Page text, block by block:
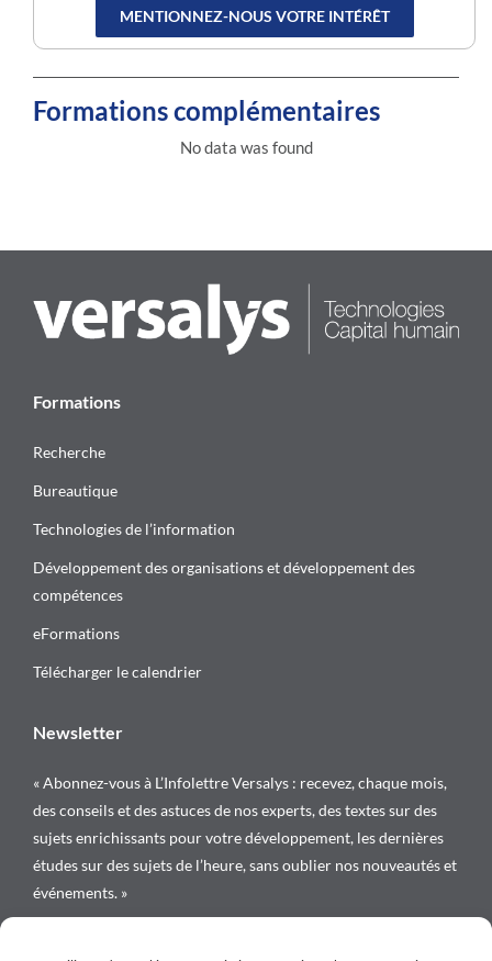
MENTIONNEZ-NOUS VOTRE INTÉRÊT
Formations complémentaires
No data was found
Formations
Recherche
Bureautique
Technologies de l’information
Développement des organisations et développement des
compétences
eFormations
Télécharger le calendrier
Newsletter
« Abonnez-vous à L’Infolettre Versalys : recevez, chaque mois,
des conseils et des astuces de nos experts, des textes sur des
sujets enrichissants pour votre développement, les dernières
études sur des sujets de l’heure, sans oublier nos nouveautés et
événements. »